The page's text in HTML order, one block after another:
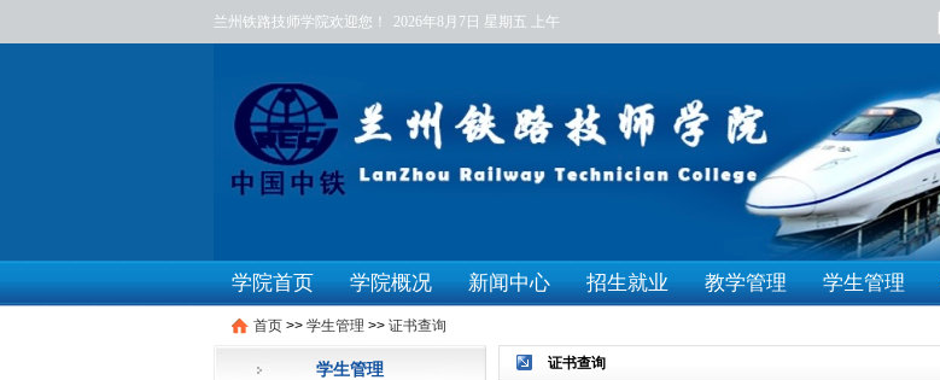
兰州铁路技师学院欢迎您！ 2026年8月7日 星期五 上午
学院首页 学院概况 新闻中心 招生就业 教学管理 学生管理
首页 >> 学生管理 >> 证书查询
学生管理 证书查询